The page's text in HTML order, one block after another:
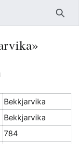
Søk
Bekkjarvika
Bekkjarvika
784